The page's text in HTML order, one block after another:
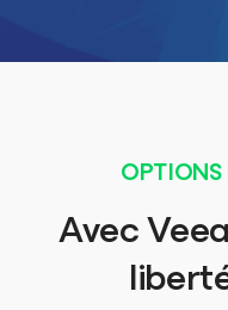
OPTIONS
Avec